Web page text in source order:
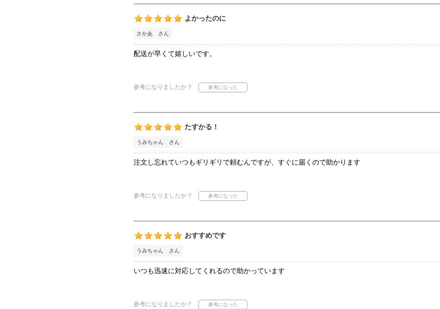
よかったのに
さかあ さん
配送が早くて嬉しいです。
参考になりましたか？
たすかる！
うみちゃん さん
注文し忘れていつもギリギリで頼むんですが、すぐに届くので助かります
参考になりましたか？
おすすめです
うみちゃん さん
いつも迅速に対応してくれるので助かっています
参考になりましたか？